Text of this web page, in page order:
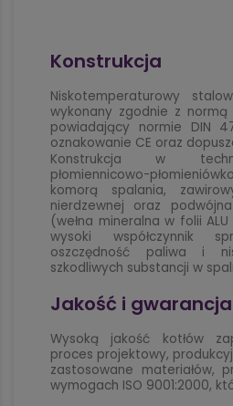
Konstrukcja
Niskotemperaturowy
wykonany zgodnie z normą
powiadający normie DIN
oznakowanie CE oraz
Konstrukcja w
płomiennicowo-
komorą spalania,
nierdzewnej oraz
(wełna mineralna w folii
wysoki współczynnik
oszczędność paliwa i
szkodliwych substancji w
Jakość i gwarancja
Wysoką jakość kotłów
proces projektowy,
zastosowane materiałów,
wymogach ISO 9001:2000,